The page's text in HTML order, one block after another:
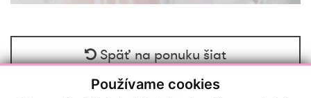
Používame cookies
Späť na ponuku šiat